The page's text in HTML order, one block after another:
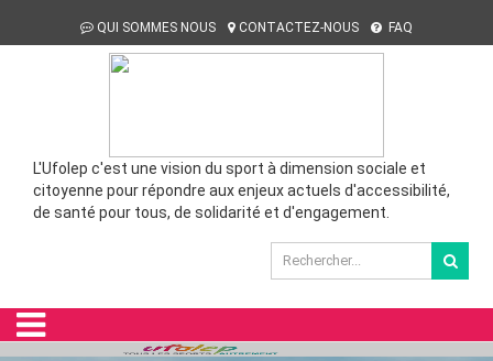
QUI SOMMES NOUS CONTACTEZ-NOUS FAQ
L'Ufolep c'est une vision du sport à dimension sociale et
citoyenne pour répondre aux enjeux actuels d'accessibilité,
de santé pour tous, de solidarité et d'engagement.